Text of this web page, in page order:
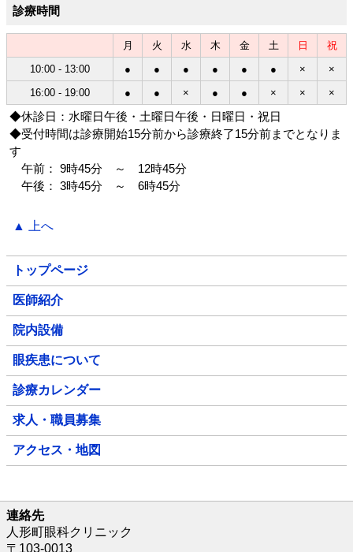
診療時間
月 火 水 木 金 土 日
祝
10:00 - 13:00
● ● ● ● ● ● ×
×
16:00 - 19:00
● ● × ● ● × × ×
◆休診日：水曜日午後・土曜日午後・日曜日・祝日
◆受付時間は診療開始15分前から診療終了15分前までとなりま
す
午前： 9時45分 ～ 12時45分
午後： 3時45分 ～ 6時45分
▲ 上へ
トップページ
医師紹介
院内設備
眼疾患について
診療カレンダー
求人・職員募集
アクセス・地図
連絡先
人形町眼科クリニック
〒103-0013